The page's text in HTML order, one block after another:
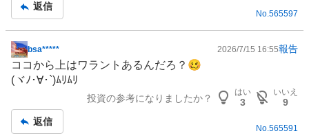
事
返信
No. 565597
掲
示
板
bsa***** 2026/7/15 16:55報告
ココから上はワラントあるんだろ？🥴
(ヾﾉ･∀･`)ﾑﾘﾑﾘ
投資の参考になりましたか？
はい
3
いいえ
9
返信
No.565591